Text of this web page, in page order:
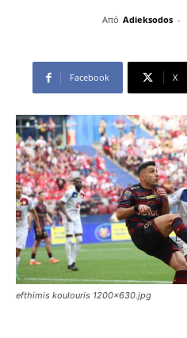
Από Adieksodos -
Facebook X
efthimis koulouris 1200x630.jpg